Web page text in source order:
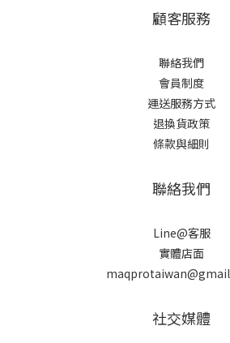
顧客服務
聯絡我們
會員制度
運送服務方式
退換貨政策
條款與細則
聯絡我們
Line@客服
實體店面
社交媒體